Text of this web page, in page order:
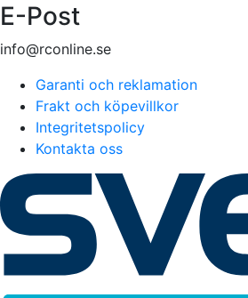
E-Post
info@rconline.se
Garanti och reklamation
Frakt och köpevillkor
Integritetspolicy
Kontakta oss